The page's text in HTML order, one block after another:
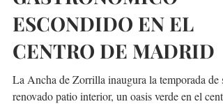
PATIO MÁS BONITO:
EL OASIS
GASTRONÓMICO
ESCONDIDO EN EL